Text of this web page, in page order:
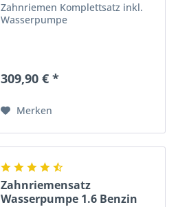
Zahnriemen Komplettsatz inkl.
Wasserpumpe
309,90 € *
Merken
Zahnriemensatz
Wasserpumpe 1.6 Benzin